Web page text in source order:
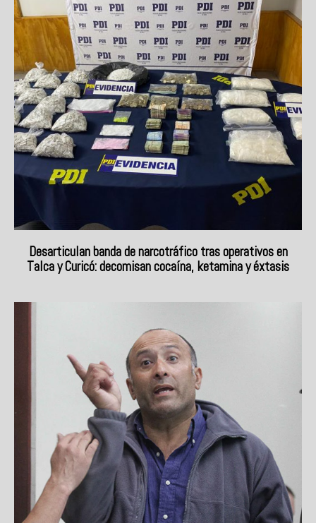
Desarticulan banda de narcotráfico tras operativos en
Talca y Curicó: decomisan cocaína, ketamina y éxtasis